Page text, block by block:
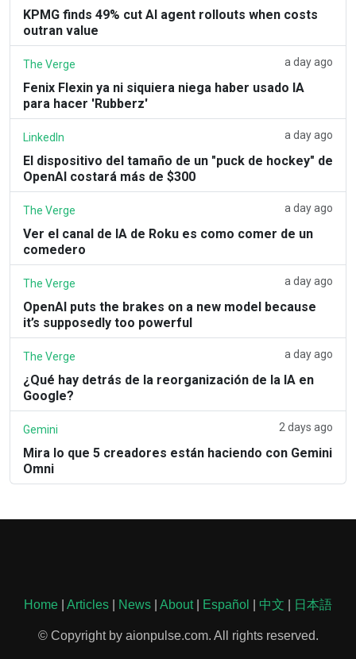
KPMG finds 49% cut AI agent rollouts when costs
outran value
The Verge a day ago
Fenix Flexin ya ni siquiera niega haber usado IA
para hacer 'Rubberz'
LinkedIn a day ago
El dispositivo del tamaño de un "puck de hockey" de
OpenAI costará más de $300
The Verge a day ago
Ver el canal de IA de Roku es como comer de un
comedero
The Verge a day ago
OpenAI puts the brakes on a new model because
it’s supposedly too powerful
The Verge a day ago
¿Qué hay detrás de la reorganización de la IA en
Google?
Gemini 2 days ago
Mira lo que 5 creadores están haciendo con Gemini
Omni
Home Articles News About| Español 中文 日本語
© Copyright by aionpulse.com. All rights reserved.